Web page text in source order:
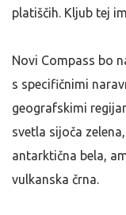
platiščih. Kljub tej
Novi Compass bo
s specifičnimi
geografskimi
svetla sijoča
antarktična bela,
vulkanska črna.